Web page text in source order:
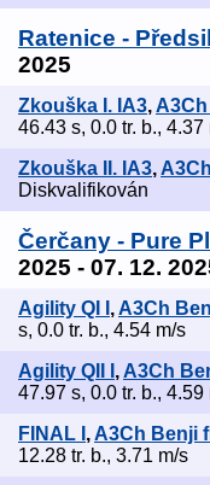
Ratenice -
2025
Zkouška I. IA3,
46.43 s, 0.0 tr. b., 4.37
Zkouška II. IA3,
Diskvalifikován
Čerčany - Pure
2025 - 07. 12.
Agility QI I ,A3Ch
s, 0.0 tr. b., 4.54 m/s
Agility QII I , A3Ch
47.97 s, 0.0 tr. b., 4.59
FINAL I ,A3Ch Benji
12.28 tr. b., 3.71 m/s